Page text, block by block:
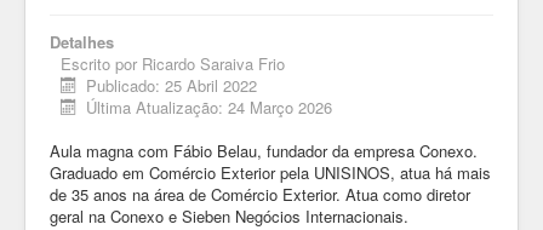
Detalhes
Escrito por Ricardo Saraiva Frio
Publicado: 25 Abril 2022
Última Atualização: 24 Março 2026
Aula magna com Fábio Belau, fundador da empresa Conexo.
Graduado em Comércio Exterior pela UNISINOS, atua há mais
de 35 anos na área de Comércio Exterior. Atua como diretor
geral na Conexo e Sieben Negócios Internacionais.